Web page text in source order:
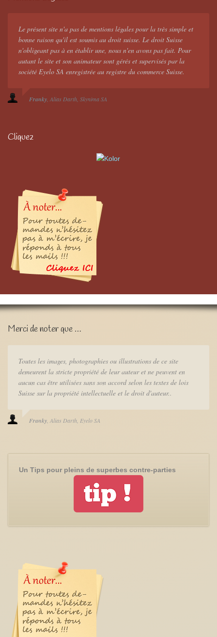
Le présent site n'a pas de mentions légales pour la très simple et
bonne raison qu'il est soumis au droit suisse. Le droit Suisse
n'obligeant pas à en établir une, nous n'en avons pas fait. Pour
autant le site et son animateur sont gérés et supervisés par la
société Eyelo SA enregistrée au registre du commerce Suisse.
Franky Alias Darth Skynima SA
Cliquez
Merci de noter que …
Toutes les images, photographies ou illustrations de ce site
demeurent la stricte propriété de leur auteur et ne peuvent en
aucun cas être utilisées sans son accord selon les textes de lois
Suisse sur la propriété intellectuelle et le droit d'auteur..
Franky Alias Darth Eyelo SA
Un Tips pour pleins de superbes contre-parties